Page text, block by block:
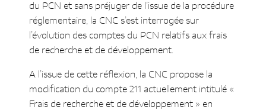
du PCN et sans préjuger de l’issue de la procédure
réglementaire, la CNC s’est interrogée sur
l’évolution des comptes du PCN relatifs aux frais
de recherche et de développement.
A l’issue de cette réflexion, la CNC propose la
modification du compte 211 actuellement intitulé «
Frais de recherche et de développement » en